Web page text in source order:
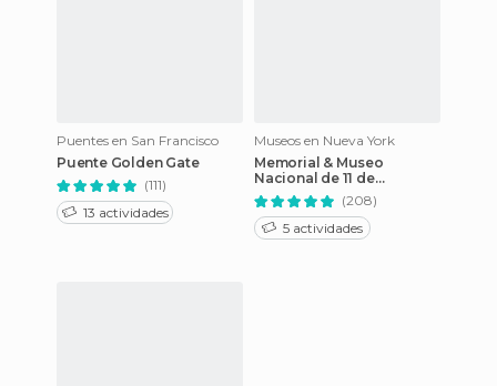
Puentes en San Francisco
Puente Golden Gate
(111)
13 actividades
Museos en Nueva York
Memorial & Museo
Nacional de 11 de
Septiembre
(208)
5 actividades